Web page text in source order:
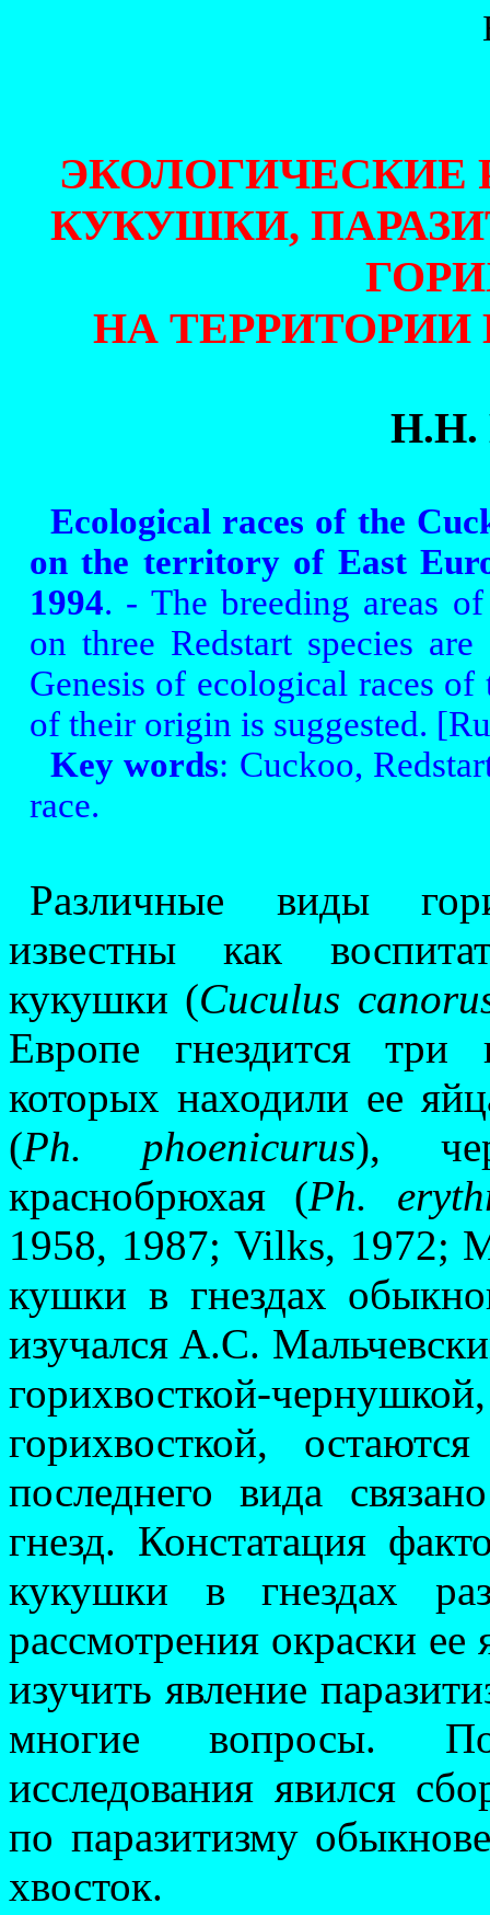
КУКУШКИ,
НА
Н.Н.
Ecological races of the
on the territory of East
1994. - The breeding areas
on three Redstart species
Genesis of ecological races
of their origin is suggested.
Key words: Cuckoo,
race.
Различные виды
известны как
кукушки (Cuculus
Европе гнездится три
которых находили ее
(Ph. phoeni­curus),
краснобрюхая (Ph.
1958, 1987; Vilks, 1972;
кушки в гнездах
изучался А.С.
горихвосткой-
горихвосткой,
последнего вида
гнезд. Конста­тация
ку­кушки в гнездах
рассмотрения окраски
изучить явление
многие вопросы.
исследования явился
по пара­зитизму
хвосток.